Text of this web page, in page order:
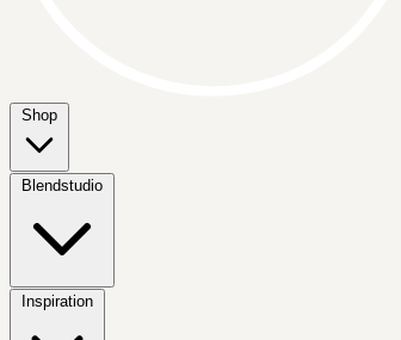
Shop
Blendstudio
Inspiration